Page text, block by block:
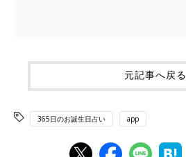
元記事へ戻る
365日のお誕生日占い app